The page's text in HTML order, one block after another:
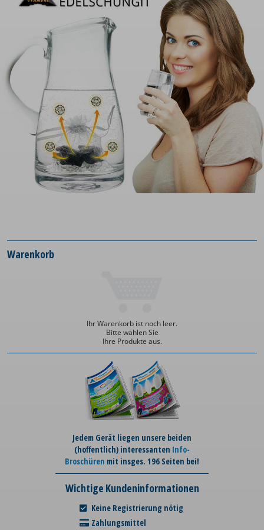
Warenkorb
Ihr Warenkorb ist noch leer.
Bitte wählen Sie
Ihre Produkte aus.
Jedem Gerät liegen unsere beiden
(hoffentlich) interessanten Info-
Broschüren mit insges. 196 Seiten bei!
Wichtige Kundeninformationen
Keine Registrierung nötig
Zahlungsmittel